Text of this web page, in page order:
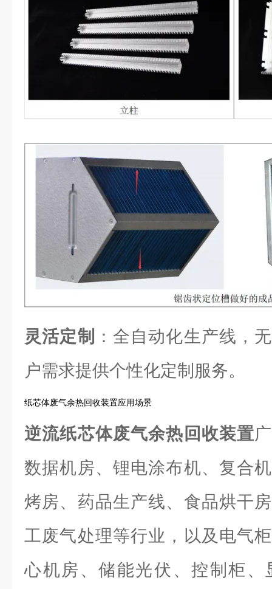
灵活定制
：全自动化生产线，
户需求提供个性化定制服务。
纸芯体废气余热回收装置应用场景
逆流纸芯体废气余热回收装置
数据机房、锂电涂布机、复合
烤房、药品生产线、食品烘干
工废气处理等行业，以及电气
心机房、储能光伏、控制柜、